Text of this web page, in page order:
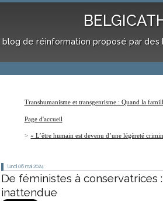
blog de réinformation proposé par des
Transhumanisme et transgenrisme : Quand la
Page d'accueil
« L’être humain est devenu d’une légèreté
lundi 06 mai 2024
De féministes à conservatrices
inattendue